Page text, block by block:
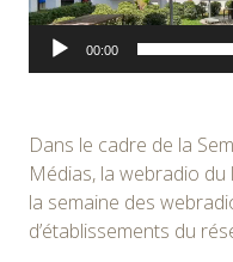
00:00
Dans le cadre de la
Médias, la webradio du
la semaine des
d’établissements du